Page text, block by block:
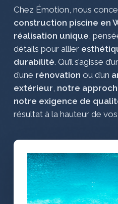
Chez Émotion, nous
construction piscine en
réalisation unique,
détails pour allier
durabilité. Qu’il s’agisse
d’une rénovation ou d’un
extérieur, notre
notre exigence de
résultat à la hauteur de